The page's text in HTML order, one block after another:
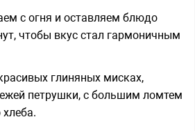
с огня и оставляем блюдо
чтобы вкус стал гармоничным
глиняных мисках,
петрушки, с большим ломтем